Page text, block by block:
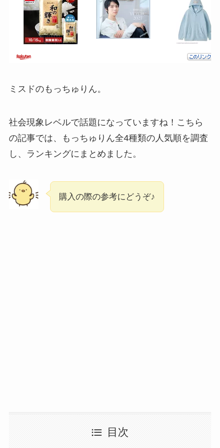
ミスドのもっちゅりん。
社会現象レベルで話題になっていますね！こちら
の記事では、もっちゅりん全4種類の人気順を調査
し、ランキングにまとめました。
購入の際の参考にどうぞ♪
目次